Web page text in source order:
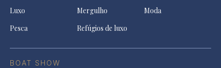
Luxo
Mergulho
Moda
Pesca
Refúgios de luxo
BOAT SHOW